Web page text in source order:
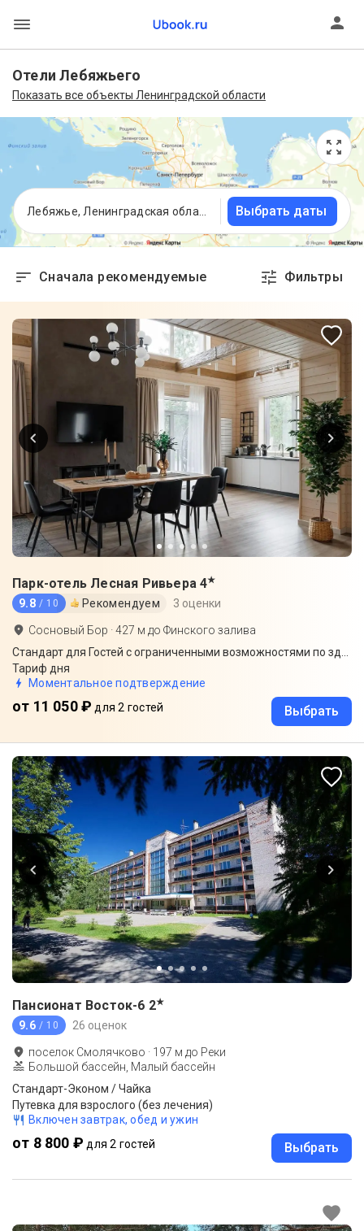
Отели Лебяжьего
Показать все объекты Ленинградской области
Выбрать даты
Сначала рекомендуемые Фильтры
Парк-отель Лесная Ривьера 4★
9.8 / 10 Рекомендуем 3 оценки
Сосновый Бор ·427 м до Финского залива
Стандарт для Гостей с ограниченными возможностями по здоровью с балконом
Тариф дня
Моментальное подтверждение
от 11 050 ₽ для 2 гостей Выбрать
Пансионат Восток-6 2★
9.6 / 10 26 оценок
поселок Смолячково · 197 м до Реки
Большой бассейн, Малый бассейн
Стандарт-Эконом / Чайка
Путевка для взрослого (без лечения)
Включен завтрак, обед и ужин
от 8 800 ₽ для 2 гостей Выбрать